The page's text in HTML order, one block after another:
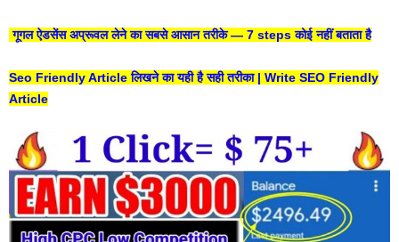
गूगल ऐडसेंस अप्रूवल लेने का सबसे आसान तरीके — 7 steps कोई नहीं बताता है
Seo Friendly Article लिखने का यही है सही तरीका | Write SEO Friendly
Article